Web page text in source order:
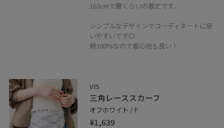
163cmで腰くらいの着丈です。
シンプルなデザインでコーディネートに使
いやすいです◎
綿100%なので着心地も良い！
VIS
三角レーススカーフ
オフホワイト / F
¥1,639